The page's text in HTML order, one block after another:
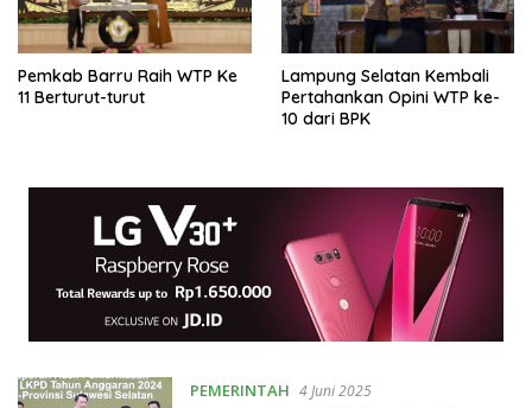
Pemkab Barru Raih WTP Ke
11 Berturut-turut
Lampung Selatan Kembali
Pertahankan Opini WTP ke-
10 dari BPK
PEMERINTAH 4 Juni 2025